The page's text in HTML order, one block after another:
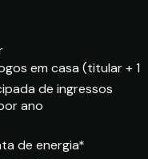
em casa (titular + 1
de ingressos
ano
de energia*